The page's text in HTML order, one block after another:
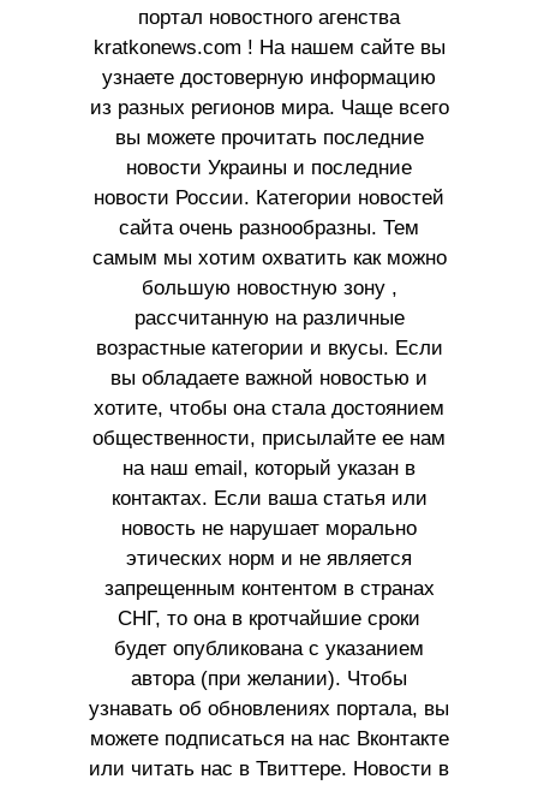
портал новостного агенства
kratkonews.com ! На нашем сайте вы
узнаете достоверную информацию
из разных регионов мира. Чаще всего
вы можете прочитать последние
новости Украины и последние
новости России. Категории новостей
сайта очень разнообразны. Тем
самым мы хотим охватить как можно
большую новостную зону ,
рассчитанную на различные
возрастные категории и вкусы. Если
вы обладаете важной новостью и
хотите, чтобы она стала достоянием
общественности, присылайте ее нам
на наш email, который указан в
контактах. Если ваша статья или
новость не нарушает морально
этических норм и не является
запрещенным контентом в странах
СНГ, то она в кротчайшие сроки
будет опубликована с указанием
автора (при желании). Чтобы
узнавать об обновлениях портала, вы
можете подписаться на нас Вконтакте
или читать нас в Твиттере. Новости в